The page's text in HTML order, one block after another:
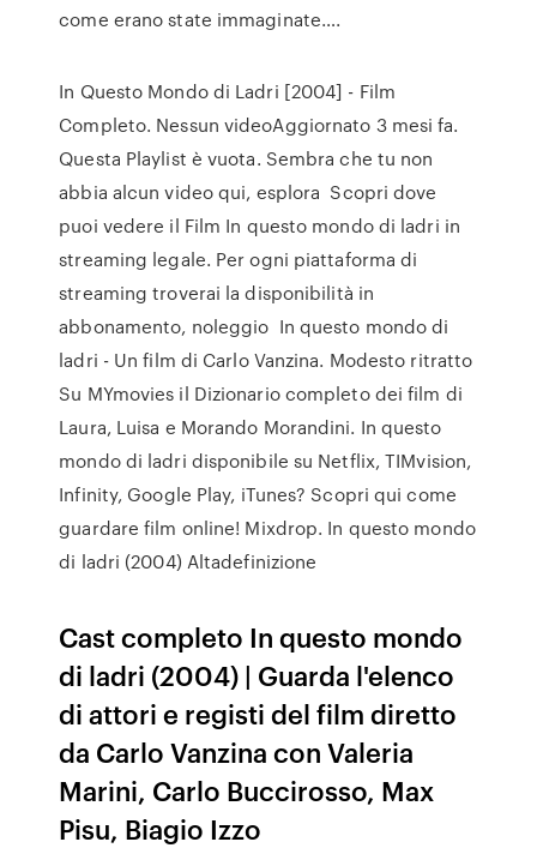
come erano state immaginate….
In Questo Mondo di Ladri [2004] - Film
Completo. Nessun videoAggiornato 3 mesi fa.
Questa Playlist è vuota. Sembra che tu non
abbia alcun video qui, esplora Scopri dove
puoi vedere il Film In questo mondo di ladri in
streaming legale. Per ogni piattaforma di
streaming troverai la disponibilità in
abbonamento, noleggio In questo mondo di
ladri - Un film di Carlo Vanzina. Modesto ritratto
Su MYmovies il Dizionario completo dei film di
Laura, Luisa e Morando Morandini. In questo
mondo di ladri disponibile su Netflix, TIMvision,
Infinity, Google Play, iTunes? Scopri qui come
guardare film online! Mixdrop. In questo mondo
di ladri (2004) Altadefinizione
Cast completo In questo mondo
di ladri (2004) | Guarda l'elenco
di attori e registi del film diretto
da Carlo Vanzina con Valeria
Marini, Carlo Buccirosso, Max
Pisu, Biagio Izzo